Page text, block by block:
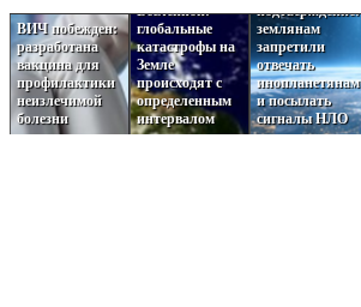
ВИЧ побежден:
разработана
вакцина для
профилактики
неизлечимой
болезни
Вселенной:
глобальные
катастрофы на
Земле
происходят с
определенным
интервалом
подтверждение:
землянам
запретили
отвечать
инопланетянам
и посылать
сигналы НЛО